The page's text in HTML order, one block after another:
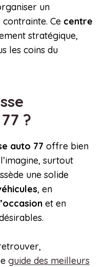
un
contrainte. Ce centre
stratégique,
les coins du
?
auto 77 offre bien
surtout
une solide
, en
et en
guide des meilleurs